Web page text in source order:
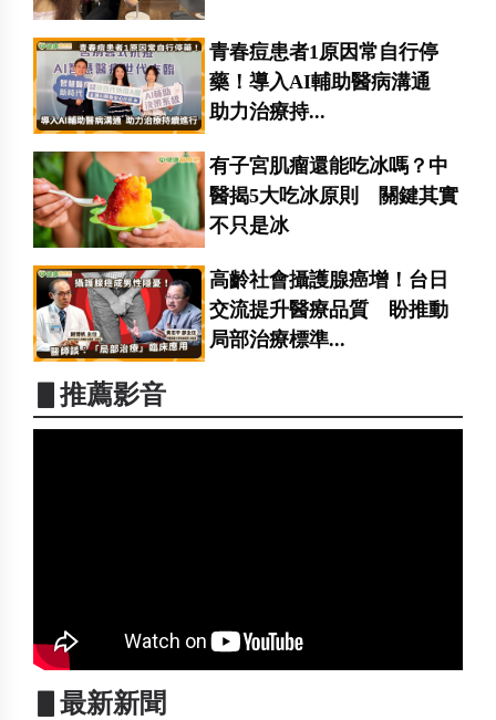
青春痘患者1原因常自行停
藥！導入AI輔助醫病溝通
助力治療持...
有子宮肌瘤還能吃冰嗎？中
醫揭5大吃冰原則 關鍵其實
不只是冰
高齡社會攝護腺癌增！台日
交流提升醫療品質 盼推動
局部治療標準...
▋推薦影音
▋最新新聞